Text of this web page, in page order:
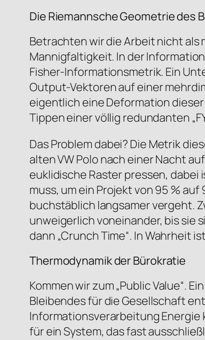
Die Riemannsche Geometrie des
Betrachten wir die Arbeit nicht als
Mannigfaltigkeit. In der
Fisher-Informationsmetrik. Ein
Output-Vektoren auf einer
eigentlich eine Deformation
Tippen einer völlig redundanten
Das Problem dabei? Die Metrik
alten VW Polo nach einer Nacht
euklidische Raster pressen,
muss, um ein Projekt von 95 %
buchstäblich langsamer vergeht.
unweigerlich voneinander, bis sie
dann „Crunch Time“. In Wahrheit
Thermodynamik der Bürokratie
Kommen wir zum „Public Value“.
Bleibendes für die Gesellschaft
Informationsverarbeitung
für ein System, das fast